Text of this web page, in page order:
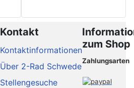
Kontakt
Kontaktinformationen
Über 2-Rad Schwede
Stellengesuche
zum Shop
Zahlungsarten